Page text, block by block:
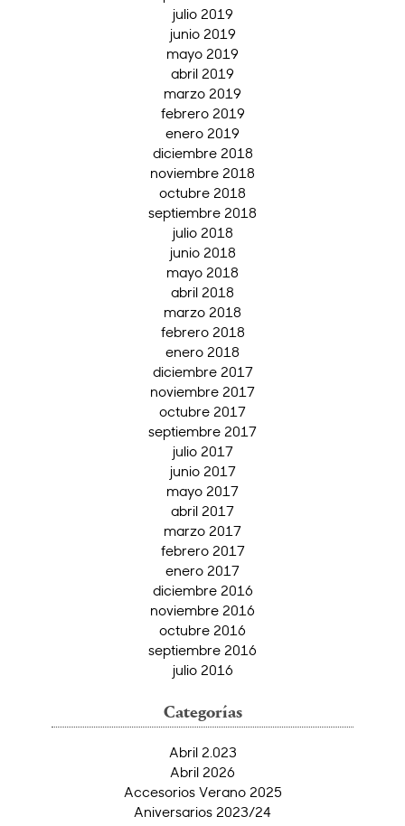
julio 2019
junio 2019
mayo 2019
abril 2019
marzo 2019
febrero 2019
enero 2019
diciembre 2018
noviembre 2018
octubre 2018
septiembre 2018
julio 2018
junio 2018
mayo 2018
abril 2018
marzo 2018
febrero 2018
enero 2018
diciembre 2017
noviembre 2017
octubre 2017
septiembre 2017
julio 2017
junio 2017
mayo 2017
abril 2017
marzo 2017
febrero 2017
enero 2017
diciembre 2016
noviembre 2016
octubre 2016
septiembre 2016
julio 2016
Categorías
Abril 2.023
Abril 2026
Accesorios Verano 2025
Aniversarios 2023/24